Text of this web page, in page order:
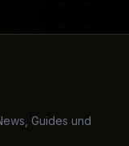
Guides und